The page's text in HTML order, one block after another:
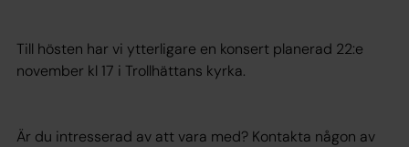
Till hösten har vi ytterligare en konsert planerad 22:e
november kl 17 i Trollhättans kyrka.
Är du intresserad av att vara med? Kontakta någon av